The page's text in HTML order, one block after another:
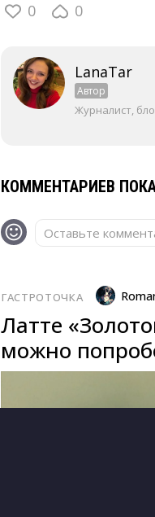
0 0
LanaTar
Автор
Журналист,
КОММЕНТАРИЕВ
Оставьте
ГАСТРОТОЧКА
Латте
можно